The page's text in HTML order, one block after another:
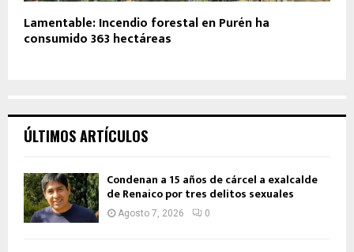
Lamentable: Incendio forestal en Purén ha
consumido 363 hectáreas
ÚLTIMOS ARTÍCULOS
Condenan a 15 años de cárcel a exalcalde
de Renaico por tres delitos sexuales
Agosto 7, 2026 0